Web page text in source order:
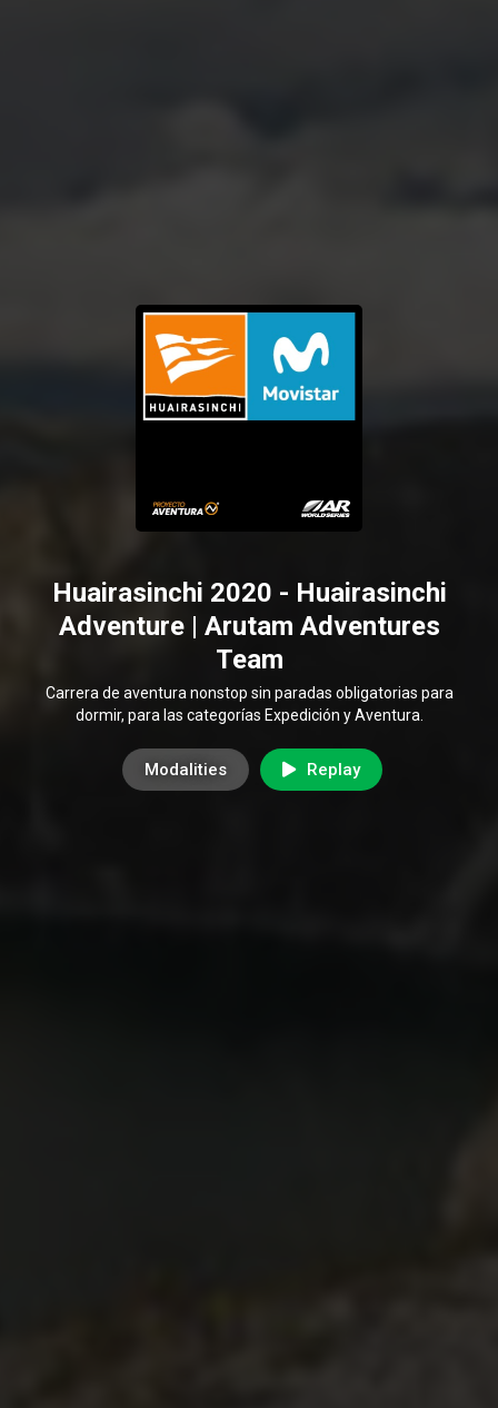
Huairasinchi 2020 - Huairasinchi
Adventure | Arutam Adventures
Team
Carrera de aventura nonstop sin paradas obligatorias para
dormir, para las categorías Expedición y Aventura.
Modalities Replay